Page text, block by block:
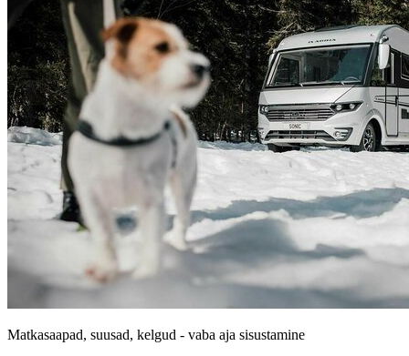
Matkasaapad, suusad, kelgud - vaba aja sisustamine